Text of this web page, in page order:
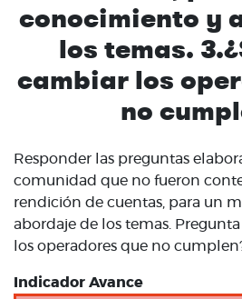
conocimiento y
los temas.
cambiar los
no
Responder las preguntas
comunidad que no fueron
rendición de cuentas, para un
abordaje de los temas. Pregunta
los operadores que no
Indicador Avance